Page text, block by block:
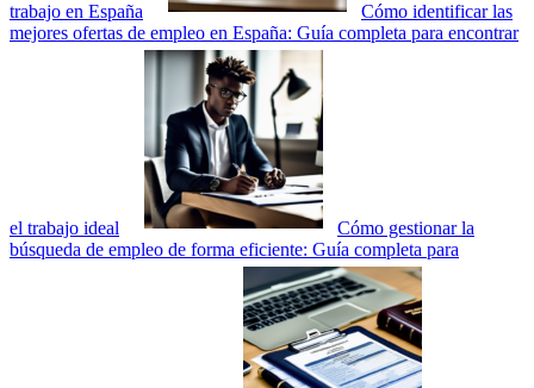
trabajo en España
Cómo identificar las
mejores ofertas de empleo en España: Guía completa para encontrar
el trabajo ideal
Cómo gestionar la
búsqueda de empleo de forma eficiente: Guía completa para